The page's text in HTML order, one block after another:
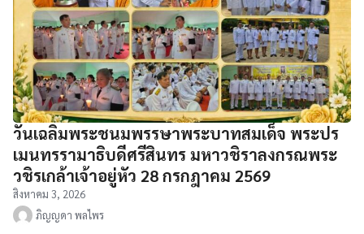
วันเฉลิมพระชนมพรรษาพระบาทสมเด็จ พระปร
เมนทรรามาธิบดีศรีสินทร มหาวชิราลงกรณพระ
วชิรเกล้าเจ้าอยู่หัว 28 กรกฎาคม 2569
สิงหาคม 3, 2026
ภิญญดา พลไพร